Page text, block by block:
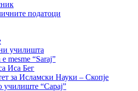
податоци
училишта
mesme “Saraj”
Иса Бег
за Исламски Науки – Скопје
училиште “Сарај”